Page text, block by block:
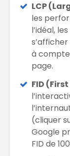
LCP
les
l’idéal,
à
page.
FID
(cliquer
Google
FID de